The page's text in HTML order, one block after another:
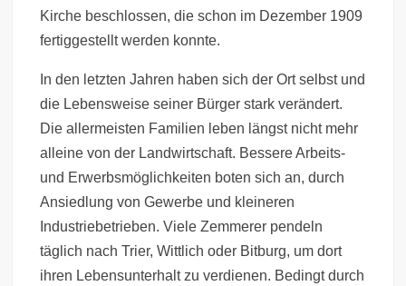
Kirche beschlossen, die schon im Dezember 1909
fertiggestellt werden konnte.
In den letzten Jahren haben sich der Ort selbst und
die Lebensweise seiner Bürger stark verändert.
Die allermeisten Familien leben längst nicht mehr
alleine von der Landwirtschaft. Bessere Arbeits-
und Erwerbsmöglichkeiten boten sich an, durch
Ansiedlung von Gewerbe und kleineren
Industriebetrieben. Viele Zemmerer pendeln
täglich nach Trier, Wittlich oder Bitburg, um dort
ihren Lebensunterhalt zu verdienen. Bedingt durch